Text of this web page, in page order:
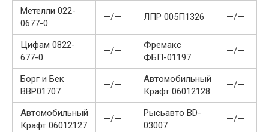
Метелли 022-
0677-0
—/— ЛПР 005П1326 —/—
Цифам 0822-
677-0
—/—
Фремакс
ФБП-01197
—/—
Борг и Бек
BBP01707
—/—
Автомобильный
Крафт 06012128
—/—
Автомобильный
Крафт 06012127
—/—
Рысьавто BD-
03007
—/—